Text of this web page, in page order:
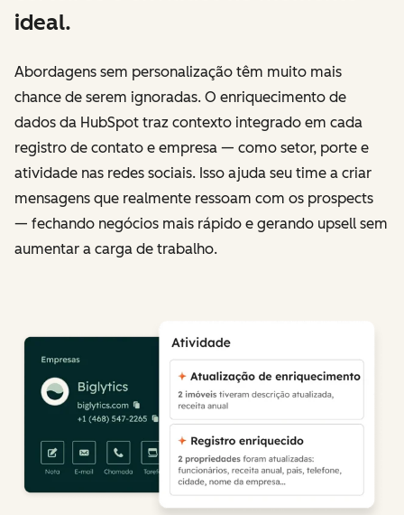
ideal.
Abordagens sem personalização têm muito mais
chance de serem ignoradas. O enriquecimento de
dados da HubSpot traz contexto integrado em cada
registro de contato e empresa — como setor, porte e
atividade nas redes sociais. Isso ajuda seu time a criar
mensagens que realmente ressoam com os prospects
— fechando negócios mais rápido e gerando upsell sem
aumentar a carga de trabalho.